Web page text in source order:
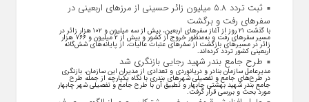
ثبت تردد ۵.۸ میلیون زائر حسینی از مرزهای اربعینی در
سفرهای رفت و برگشت
با گذشت ۲۱ روز از آغاز سفرهای اربعین، بیش از سه میلیون و ۱۰۲ هزار زائر در
مسیر سفرهای رفت و به‌منظور خروج از کشور و بیش از ۲ میلیون و ۷۶۶ هزار
زائر در مسیرهای بازگشت از سفرهای عتبات عالیات، از پایانه‌های شش‌گانه
اربعینی کشور تردد کرده‌اند.
طرح جامع بندر شهید رجایی بازنگری شد
مدیرعامل سازمان بنادر و دریانوردی و تعدادی از مدیران این سازمان، بازنگری
در طرح‌های جامع و تفصیلی شهر‌های بندری با نگاه یکپارچه از جمله طرح
جامع بندر شهید بهشتی چابهار و تطبیق آن با طرح جامع و تفصیلی شهر چابهار
مورد بحث و بررسی قرار گرفت.